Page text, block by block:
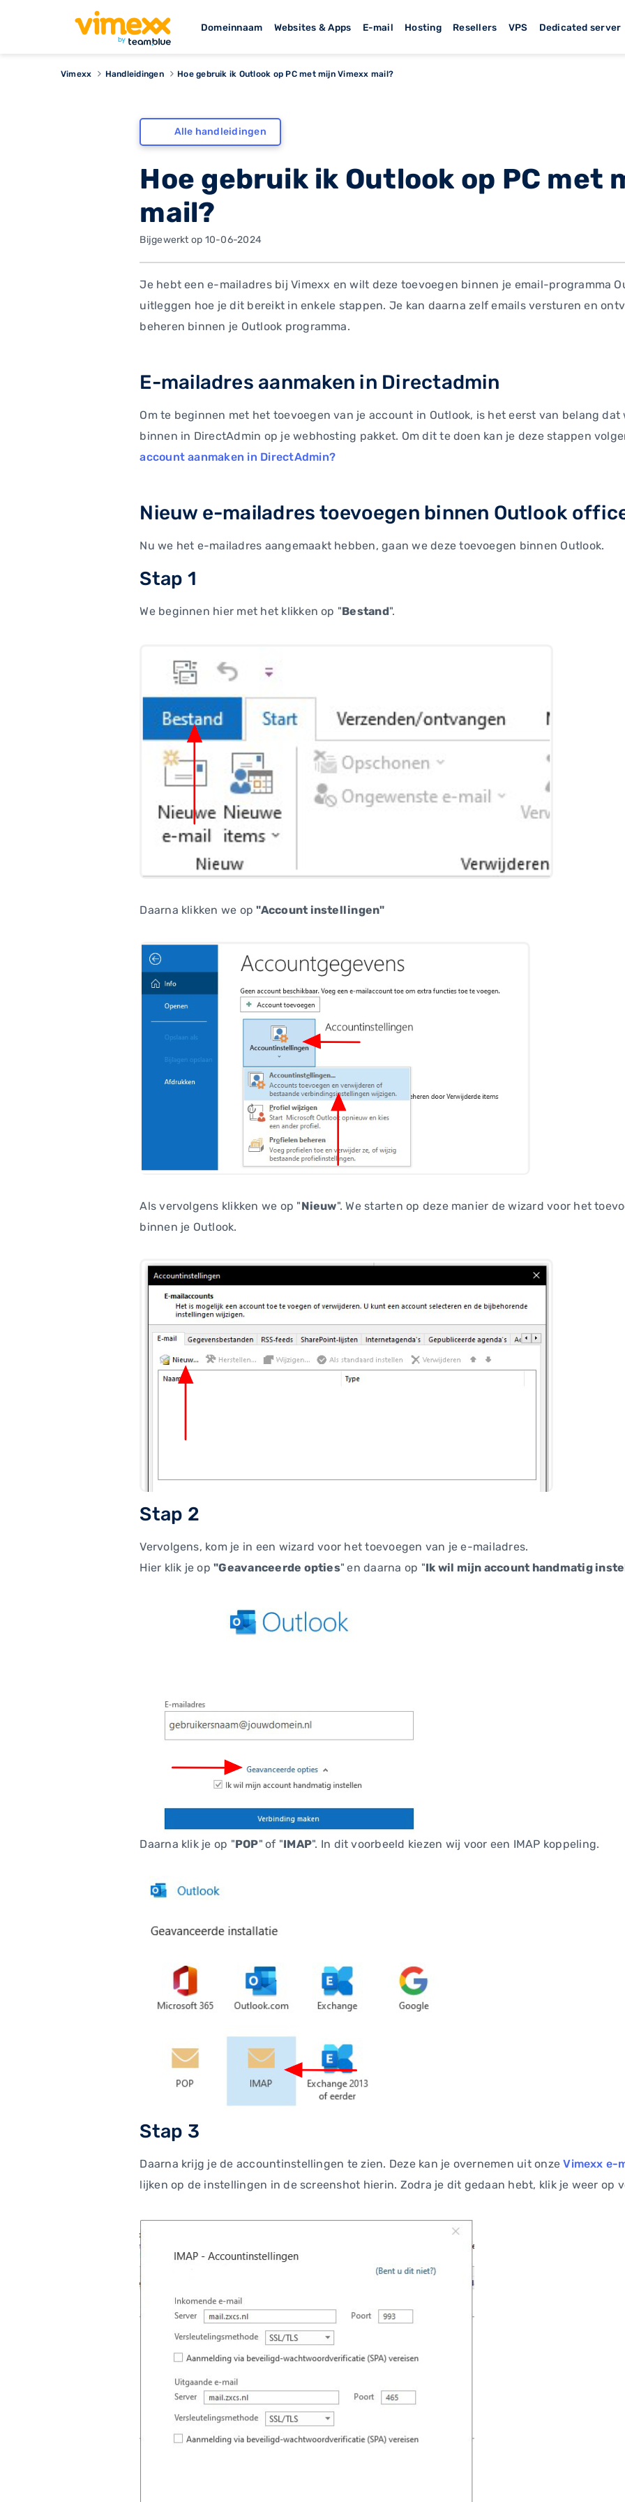
Domeinnaam Websites & Apps E-mail Hosting Resellers VPS Dedicated server
Vimexx Handleidingen Hoe gebruik ik Outlook op PC met mijn Vimexx mail?
Alle handleidingen
Hoe gebruik ik Outlook op PC met
mail?
Bijgewerkt op 10-06-2024
Je hebt een e-mailadres bij Vimexx en wilt deze toevoegen binnen je email-programma
uitleggen hoe je dit bereikt in enkele stappen. Je kan daarna zelf emails versturen en
beheren binnen je Outlook programma.
E-mailadres aanmaken in Directadmin
Om te beginnen met het toevoegen van je account in Outlook, is het eerst van belang
binnen in DirectAdmin op je webhosting pakket. Om dit te doen kan je deze stappen
account aanmaken in DirectAdmin?
Nieuw e-mailadres toevoegen binnen Outlook
Nu we het e-mailadres aangemaakt hebben, gaan we deze toevoegen binnen Outlook.
Stap 1
We beginnen hier met het klikken op "Bestand".
Daarna klikken we op"Account instellingen"
Als vervolgens klikken we op "Nieuw". We starten op deze manier de wizard voor het
binnen je Outlook.
Stap 2
Vervolgens, kom je in een wizard voor het toevoegen van je e-mailadres.
Hier klik je op"Geavanceerde opties" en daarna op "Ik wil mijn account handmatig
Daarna klik je op "POP" of "IMAP". In dit voorbeeld kiezen wij voor een IMAP koppeling.
Stap 3
Daarna krijg je de accountinstellingen te zien. Deze kan je overnemen uit onzeVimexx e-
lijken op de instellingen in de screenshot hierin. Zodra je dit gedaan hebt, klik je weer op